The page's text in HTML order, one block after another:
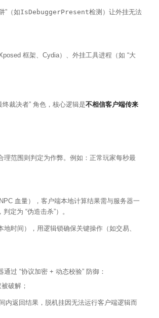
”（如IsDebuggerPresent检测）让外挂无法
框架、Cydia）、外挂工具进程（如 “大
裁决者” 角色，核心逻辑是不相信客户端传来
范围则判定为作弊。例如：正常玩家每秒最
血量），客户端本地计算结果需与服务器一
定为 “伪造击杀”）。
时间），用逻辑锁确保关键操作（如交易、
过 “协议加密 + 动态校验” 防御：
破解；
内返回结果，脱机挂因无法运行客户端逻辑而